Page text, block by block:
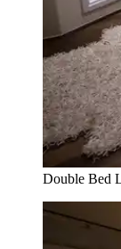
Double Bed